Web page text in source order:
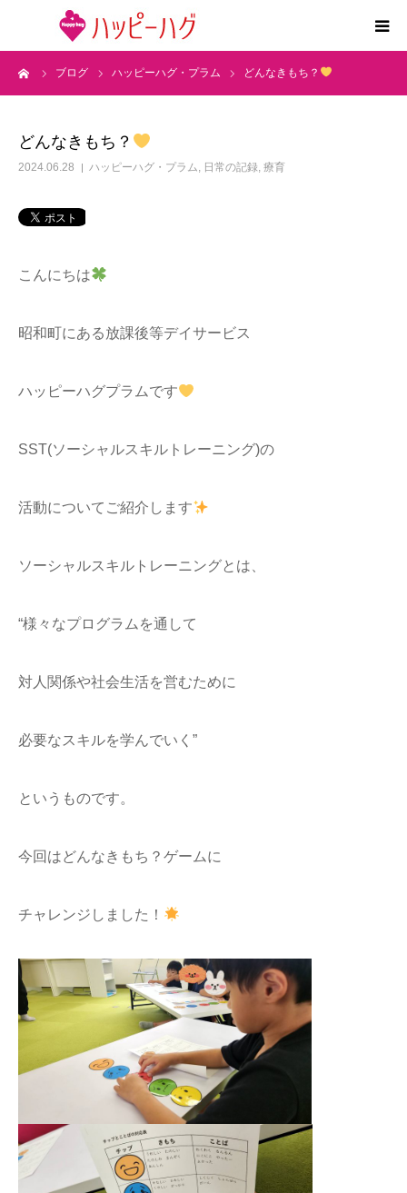
ブログ ハッピーハグ・プラム どんなきもち？
どんなきもち？
2024.06.28 ハッピーハグ・プラム, 日常の記録, 療育
こんにちは
昭和町にある放課後等デイサービス
ハッピーハグプラムです
SST(ソーシャルスキルトレーニング)の
活動についてご紹介します
ソーシャルスキルトレーニングとは、
“様々なプログラムを通して
対人関係や社会生活を営むために
必要なスキルを学んでいく”
というものです。
今回はどんなきもち？ゲームに
チャレンジしました！
2つの特徴
求人情報
運営会社